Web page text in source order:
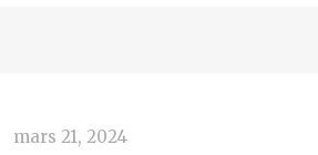
mars 21, 2024